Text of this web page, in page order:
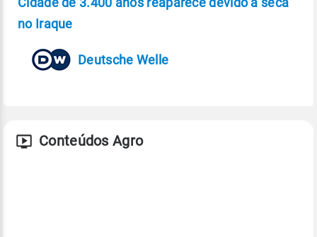
no Iraque
Deutsche Welle
Conteúdos Agro